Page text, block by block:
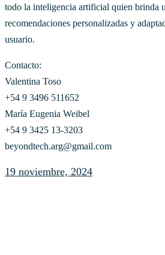
todo la inteligencia artificial quien brinda
recomendaciones personalizadas y
usuario.
Contacto:
Valentina Toso
+54 9 3496 511652
María Eugenia Weibel
+54 9 3425 13-3203
beyondtech.arg@gmail.com
19 noviembre, 2024